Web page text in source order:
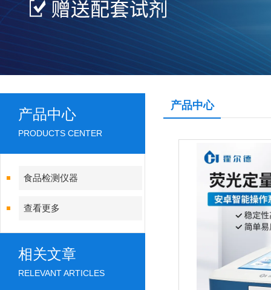
产品中心
PRODUCTS CENTER
食品检测仪器
查看更多
相关文章
RELEVANT ARTICLES
产品中心